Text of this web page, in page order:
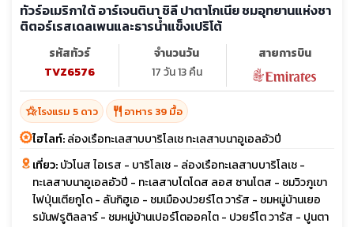
ทัวร์อเมริกาใต้ อาร์เจนตินา ชิลี ปาตาโกเนีย ชมอุทยานแห่งชา
ติตอร์เรสเดลเพนและธารน้ำแข็งเปริโต้
รหัสทัวร์
TVZ6576
จำนวนวัน
17 วัน 13 คืน
สายการบิน
hotel_classโรงแรม 5 ดาว restaurant อาหาร 39 มื้อ
ไฮไลท์:ล่องเรือทะเลสาบบาริโลเช ทะเลสาบนาอูเอลอัวปี
เที่ยว:บัวโนส ไอเรส - บาริโลเช - ล่องเรือทะเลสาบบาริโลเช -
ทะเลสาบนาอูเอลอัวปี - ทะเลสาบโตโดส ลอส ซานโตส - ชมวิวภูเขา
ไฟปุ่นเตียกูโด - ลันกิฮูเอ - ชมเมืองปวยร์โต วารัส - ชมหมู่บ้านเยอ
รมันฟรูติลลาร์ - ชมหมู่บ้านเปอร์โตออคไต - ปวยร์โต วารัส - ปูนตา